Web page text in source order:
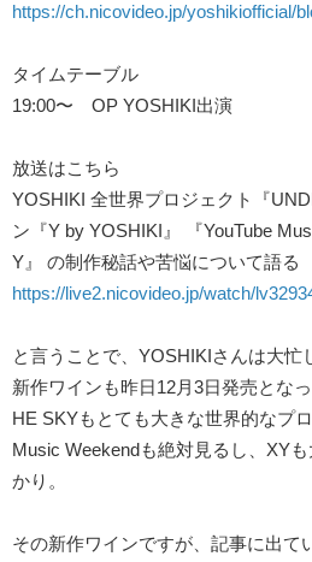
https://ch.nicovideo.jp/yoshikiofficial/
タイムテーブル
19:00〜 OP YOSHIKI 出演
放送はこちら
YOSHIKI 全世界プロジェクト『
ン『Y by YOSHIKI 』 『YouTube
Y 』 の制作秘話や苦悩について語る
https://live2.nicovideo.jp/watch/
と言うことで、 YOSHIKI さんは大忙
新作ワインも昨日 12月 3日発売とな
HE SKYもとても大きな世界的なプ
Music Weekend も絶対見るし、 XY
かり。
その新作ワインですが、記事に出て